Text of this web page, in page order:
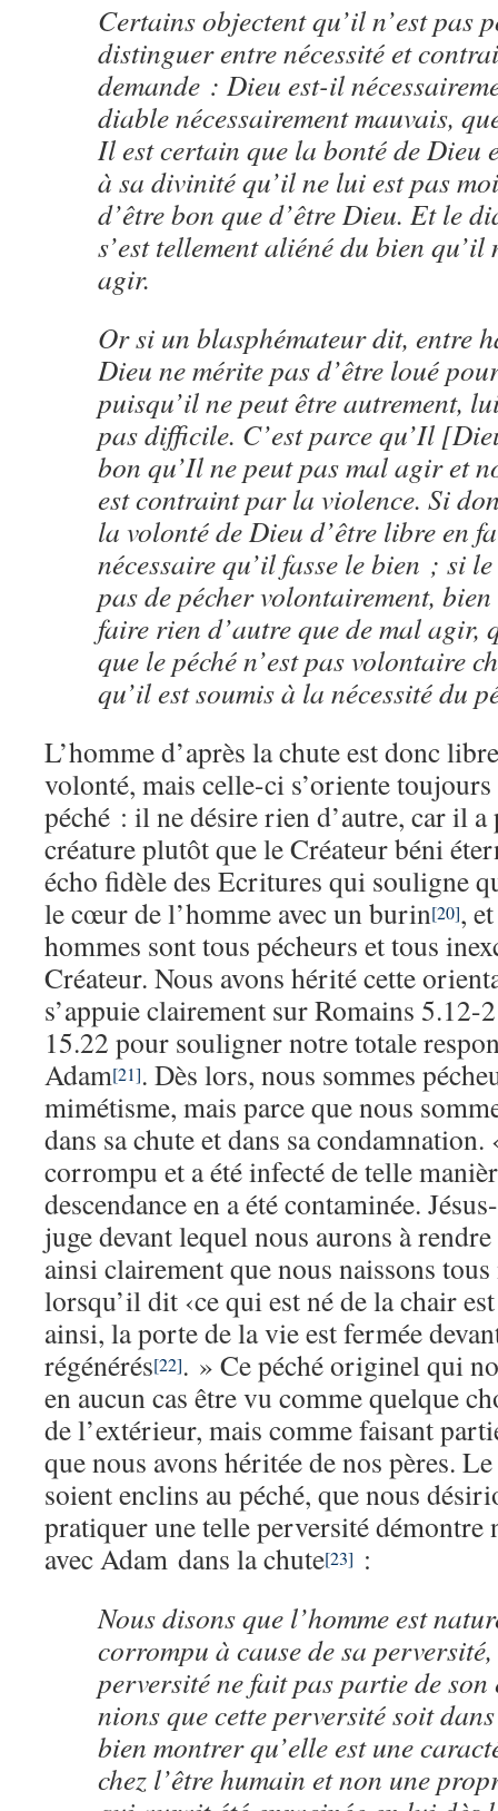
Certains objectent qu’il n’est pas
distinguer entre nécessité et
demande : Dieu est-il
diable nécessairement mauvais,
Il est certain que la bonté de Dieu
à sa divinité qu’il ne lui est pas
d’être bon que d’être Dieu. Et le
s’est tellement aliéné du bien qu’il
agir.
Or si un blasphémateur dit, entre
Dieu ne mérite pas d’être loué
puisqu’il ne peut être autrement,
pas difficile. C’est parce qu’Il
bon qu’Il ne peut pas mal agir et
est contraint par la violence. Si
la volonté de Dieu d’être libre en
nécessaire qu’il fasse le bien ; si
pas de pécher volontairement,
faire rien d’autre que de mal agir,
que le péché n’est pas volontaire
qu’il est soumis à la nécessité du
L’homme d’après la chute est donc
volonté, mais celle-ci s’oriente toujours
péché : il ne désire rien d’autre, car il a
créature plutôt que le Créateur béni
écho fidèle des Ecritures qui souligne
le cœur de l’homme avec un burin[20],
hommes sont tous pécheurs et tous
Créateur. Nous avons hérité cette
s’appuie clairement sur Romains
15.22 pour souligner notre totale
Adam[21]. Dès lors, nous sommes
mimétisme, mais parce que nous
dans sa chute et dans sa condamnation.
corrompu et a été infecté de telle
descendance en a été contaminée.
juge devant lequel nous aurons à
ainsi clairement que nous naissons
lorsqu’il dit ‹ce qui est né de la chair
ainsi, la porte de la vie est fermée
régénérés[22]. » Ce péché originel qui
en aucun cas être vu comme quelque
de l’extérieur, mais comme faisant
que nous avons héritée de nos pères.
soient enclins au péché, que nous
pratiquer une telle perversité
avec Adam dans la chute[23] :
Nous disons que l’homme est
corrompu à cause de sa
perversité ne fait pas partie de son
nions que cette perversité soit
bien montrer qu’elle est une
chez l’être humain et non une